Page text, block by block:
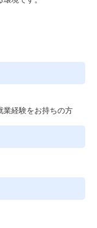
業経験をお持ちの方